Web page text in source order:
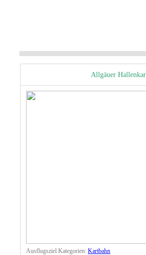
Allgäuer
Ausflugsziel Kategorien:Kartbahn